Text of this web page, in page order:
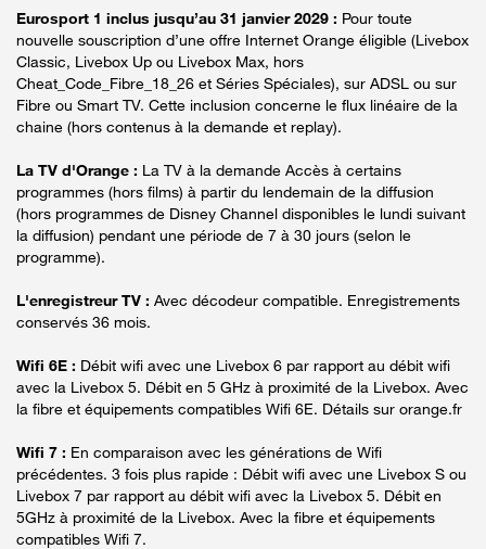
Eurosport 1 inclus jusqu’au 31 janvier 2029 : Pour toute
nouvelle souscription d’une offre Internet Orange éligible (Livebox
Classic, Livebox Up ou Livebox Max, hors
Cheat_Code_Fibre_18_26 et Séries Spéciales), sur ADSL ou sur
Fibre ou Smart TV. Cette inclusion concerne le flux linéaire de la
chaine (hors contenus à la demande et replay).
La TV d'Orange : La TV à la demande Accès à certains
programmes (hors films) à partir du lendemain de la diffusion
(hors programmes de Disney Channel disponibles le lundi suivant
la diffusion) pendant une période de 7 à 30 jours (selon le
programme).
L'enregistreur TV : Avec décodeur compatible. Enregistrements
conservés 36 mois.
Wifi 6E : Débit wifi avec une Livebox 6 par rapport au débit wifi
avec la Livebox 5. Débit en 5 GHz à proximité de la Livebox. Avec
la fibre et équipements compatibles Wifi 6E. Détails sur orange.fr
Wifi 7 : En comparaison avec les générations de Wifi
précédentes. 3 fois plus rapide : Débit wifi avec une Livebox S ou
Livebox 7 par rapport au débit wifi avec la Livebox 5. Débit en
5GHz à proximité de la Livebox. Avec la fibre et équipements
compatibles Wifi 7.